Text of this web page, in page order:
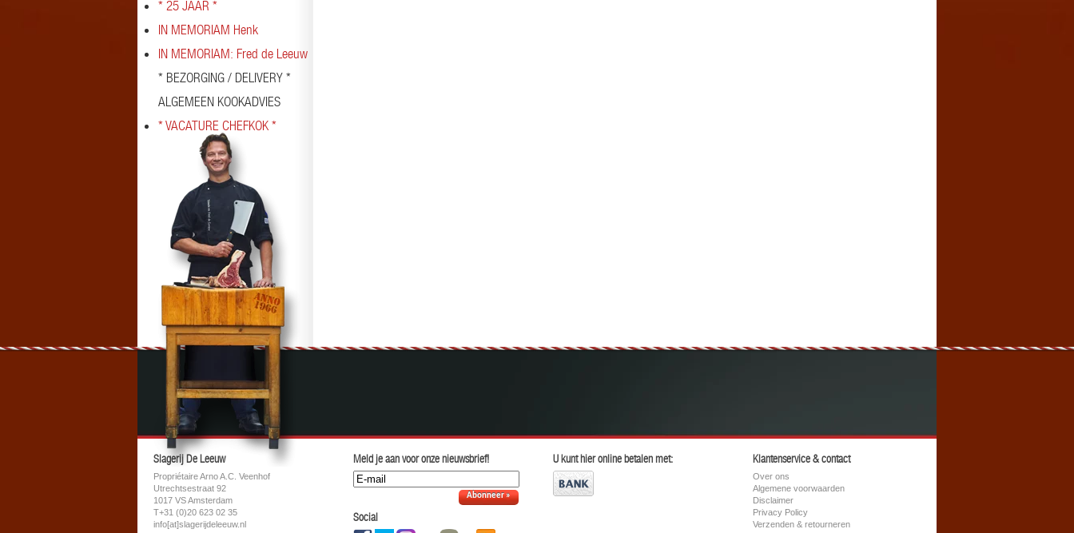
* 25 JAAR *
IN MEMORIAM Henk
IN MEMORIAM: Fred de Leeuw
* BEZORGING / DELIVERY *
ALGEMEEN KOOKADVIES
* VACATURE CHEFKOK *
Slagerij De Leeuw
Propriétaire Arno A.C. Veenhof
Utrechtsestraat 92
1017 VS Amsterdam
T+31 (0)20 623 02 35
info[at]slagerijdeleeuw.nl
Meld je aan voor onze nieuwsbrief!
Abonneer »
Social
U kunt hier online betalen met: Klantenservice & contact
Over ons
Algemene voorwaarden
Disclaimer
Privacy Policy
Verzenden & retourneren